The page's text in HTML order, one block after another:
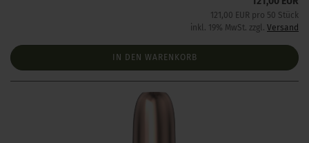
121,00 EUR pro 50 Stück
inkl. 19% MwSt. zzgl. Versand
IN DEN WARENKORB